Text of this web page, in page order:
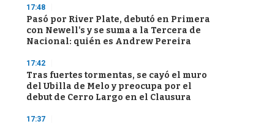
17:48
Pasó por River Plate, debutó en Primera
con Newell's y se suma a la Tercera de
Nacional: quién es Andrew Pereira
17:42
Tras fuertes tormentas, se cayó el muro
del Ubilla de Melo y preocupa por el
debut de Cerro Largo en el Clausura
17:37